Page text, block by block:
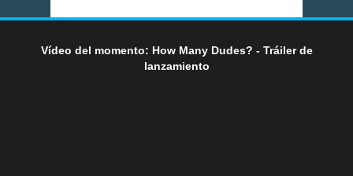
Vídeo del momento: How Many Dudes? - Tráiler de
lanzamiento